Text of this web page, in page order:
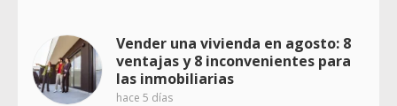
Vender una vivienda en agosto: 8
ventajas y 8 inconvenientes para
las inmobiliarias
hace 5 días